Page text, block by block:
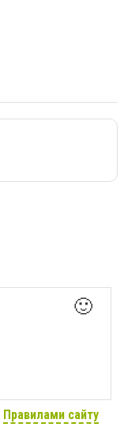
🙂
Правилами сайту